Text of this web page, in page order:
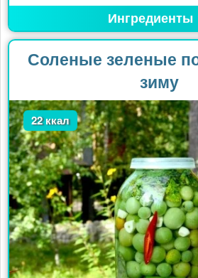
Ингредиенты
Соленые зеленые
зиму
22 ккал